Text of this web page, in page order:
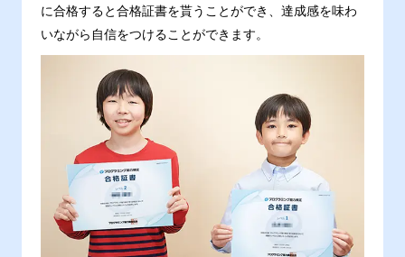
に合格すると合格証書を貰うことができ、達成感を味わ
いながら自信をつけることができます。